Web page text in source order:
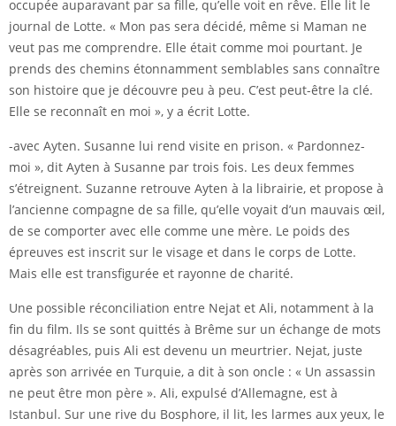
occupée auparavant par sa fille, qu’elle voit en rêve. Elle lit le
journal de Lotte. « Mon pas sera décidé, même si Maman ne
veut pas me comprendre. Elle était comme moi pourtant. Je
prends des chemins étonnamment semblables sans connaître
son histoire que je découvre peu à peu. C’est peut-être la clé.
Elle se reconnaît en moi », y a écrit Lotte.
-avec Ayten. Susanne lui rend visite en prison. « Pardonnez-
moi », dit Ayten à Susanne par trois fois. Les deux femmes
s’étreignent. Suzanne retrouve Ayten à la librairie, et propose à
l’ancienne compagne de sa fille, qu’elle voyait d’un mauvais œil,
de se comporter avec elle comme une mère. Le poids des
épreuves est inscrit sur le visage et dans le corps de Lotte.
Mais elle est transfigurée et rayonne de charité.
Une possible réconciliation entre Nejat et Ali, notamment à la
fin du film. Ils se sont quittés à Brême sur un échange de mots
désagréables, puis Ali est devenu un meurtrier. Nejat, juste
après son arrivée en Turquie, a dit à son oncle : « Un assassin
ne peut être mon père ». Ali, expulsé d’Allemagne, est à
Istanbul. Sur une rive du Bosphore, il lit, les larmes aux yeux, le